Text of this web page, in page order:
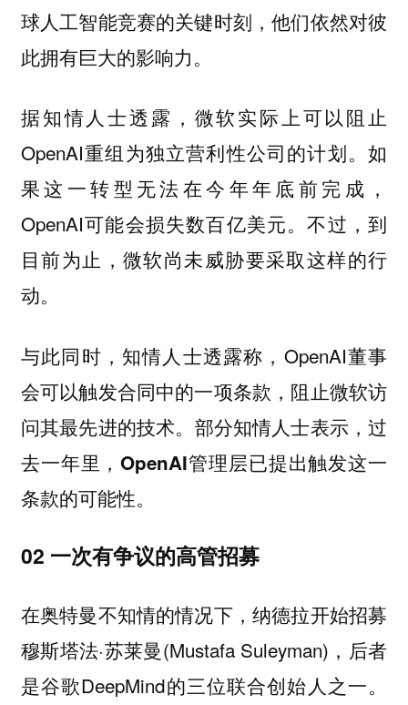
球人工智能竞赛的关键时刻，他们依然对彼
此拥有巨大的影响力。
据知情人士透露，微软实际上可以阻止
OpenAI重组为独立营利性公司的计划。如
果这一转型无法在今年年底前完成，
OpenAI可能会损失数百亿美元。不过，到
目前为止，微软尚未威胁要采取这样的行
动。
与此同时，知情人士透露称，OpenAI董事
会可以触发合同中的一项条款，阻止微软访
问其最先进的技术。 部分知情人士表示，过
去一年里，OpenAI管理层已提出触发这一
条款的可能性。
02 一次有争议的高管招募
在奥特曼不知情的情况下，纳德拉开始招募
穆斯塔法·苏莱曼(Mustafa Suleyman)，后者
是谷歌DeepMind的三位联合创始人之一。